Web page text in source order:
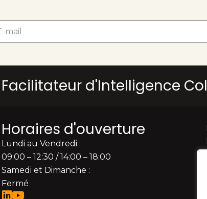
Facilitateur d'Intelligence
Horaires d'ouverture
Lundi au Vendredi :
09:00 – 12:30 / 14:00 – 18:00
Samedi et Dimanche :
Fermé